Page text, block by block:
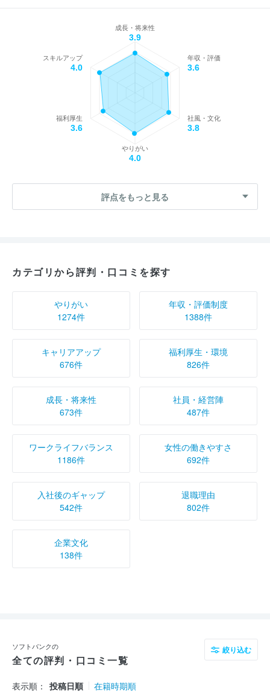
成長・将来性
3.9
年収・評価
3.6
社風・文化
3.8
やりがい
4.0
福利厚生
3.6
スキルアップ
4.0
評点をもっと見る
カテゴリから評判・口コミを探す
やりがい
1274件
年収・評価制度
1388件
キャリアアップ
676件
福利厚生・環境
826件
成長・将来性
673件
社員・経営陣
487件
ワークライフバランス
1186件
女性の働きやすさ
692件
入社後のギャップ
542件
退職理由
802件
企業文化
138件
ソフトバンクの
全ての評判・口コミ一覧
絞り込む
表示順： 投稿日順 在籍時期順